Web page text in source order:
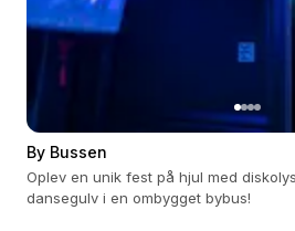
By Bussen
Oplev en unik fest på hjul med
dansegulv i en ombygget bybus!